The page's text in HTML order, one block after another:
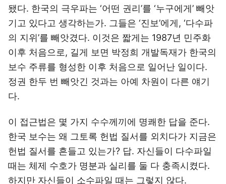
됐다. 한국의 극우파는 ‘어떤 권리’를 ‘누구에게’ 빼앗
기고 있다고 생각하는가. 그들은 ‘진보’에게, ‘다수파
의 지위’를 빼앗겼다. 이것은 짧게는 1987년 민주화
이후 처음으로, 길게 보면 박정희 개발독재가 한국의
보수 주류를 형성한 이후 처음으로 일어난 일이다.
정권 한두 번 빼앗긴 것과는 아예 차원이 다른 얘기
다.
이 접근법은 몇 가지 수수께끼에 명쾌한 답을 준다.
한국 보수는 왜 그토록 헌법 질서를 외치다가 지금은
헌법 질서를 흔들고 있는가? 답. 자신들이 다수파일
때는 체제 수호가 명분과 실리를 둘 다 충족시켰다.
하지만 자신들이 소수파일 때는 그렇지 않다.